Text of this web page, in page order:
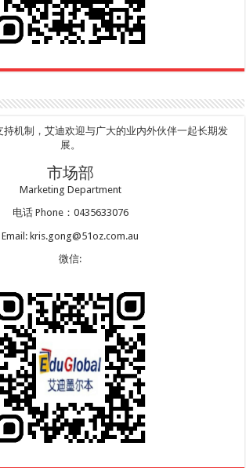
持机制，艾迪欢迎与广大的业内外伙伴一起长期发
展。
市场部
Marketing Department
电话 Phone：0435633076
Email: kris.gong@51oz.com.au
微信: